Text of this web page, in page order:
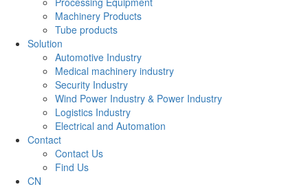
Machinery Products
Tube products
Solution
Automotive Industry
Medical machinery industry
Security Industry
Wind Power Industry & Power Industry
Logistics Industry
Electrical and Automation
Contact
Contact Us
Find Us
CN